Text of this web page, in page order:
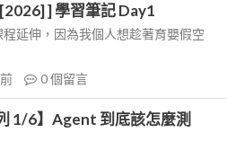
] 學習筆記 Day1
延伸，因為我個人想趁著育嬰假空
0個留言
1/6】Agent 到底該怎麼測